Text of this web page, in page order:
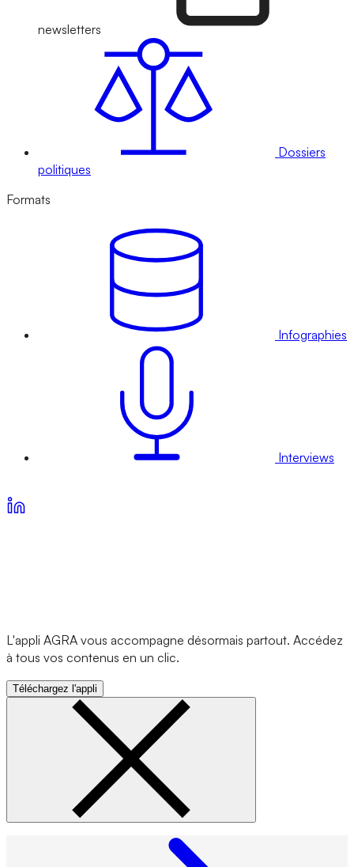
newsletters
Dossiers
politiques
Formats
Infographies
Interviews
L'appli AGRA vous accompagne désormais partout. Accédez
à tous vos contenus en un clic.
Téléchargez l'appli